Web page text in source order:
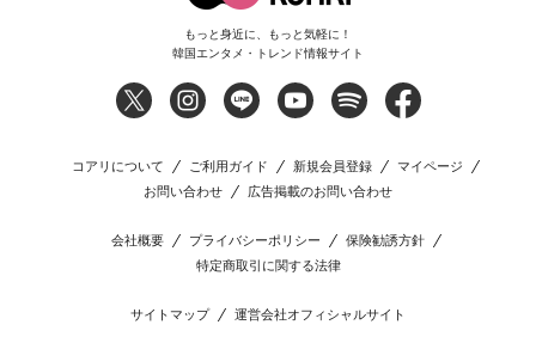
もっと身近に、もっと気軽に！
韓国エンタメ・トレンド情報サイト
コアリについて ご利用ガイド 新規会員登録
マイページ
お問い合わせ
広告掲載のお問い合わせ
会社概要 プライバシーポリシー
保険勧誘方針
特定商取引に関する法律
サイトマップ 運営会社オフィシャルサイト